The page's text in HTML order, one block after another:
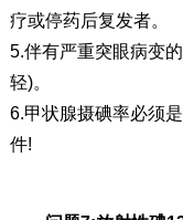
疗或停药后复发者。
5.伴有严重突眼病变
轻)。
6.甲状腺摄碘率必须
件!